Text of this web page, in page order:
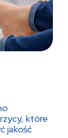
które
jakość